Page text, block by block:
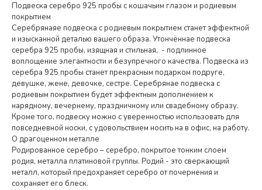
Подвеска серебро 925 пробы с кошачьим глазом и родиевым
покрытием
Серебрянаяе подвеска с родиевым покрытием станет эффектной
и изысканной деталью вашего образа. Утончённае подвеска
серебра 925 пробы, изящная и стильная, - подлинное
воплощение элегантности и безупречного качества. Подвеска из
серебра 925 пробы станет прекрасным подарком подруге,
девушке, жене, девочке, сестре. Серебрянае подвеска с
родиевым покрытием будет эффектным дополнением к
нарядному, вечернему, праздничному или свадебному образу.
Кроме того, подвеску можно с уверенностью использовать для
повседневной носки, с удовольствием носить на в офис, на работу.
О драгоценном металле
Родированное серебро – серебро, покрытое тонким слоем
родия, металла платиновой группы. Родий - это сверкающий
металл, который предохраняет серебро от почернения и
сохраняет его блеск.